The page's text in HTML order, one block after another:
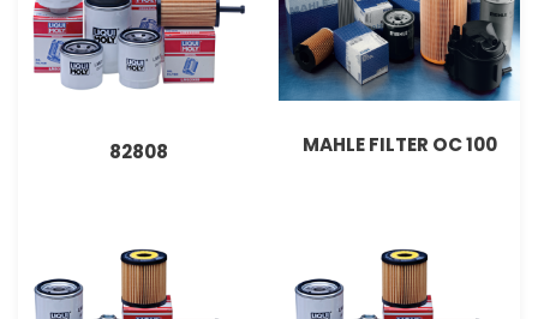
MAHLE FILTER OC 100
82808